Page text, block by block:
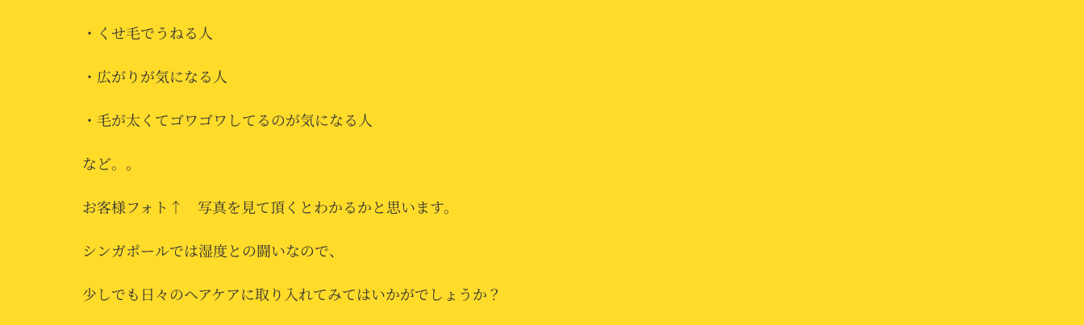
・くせ毛でうねる人
・広がりが気になる人
・毛が太くてゴワゴワしてるのが気になる人
など。。
お客様フォト↑ 写真を見て頂くとわかるかと思います。
シンガポールでは湿度との闘いなので、
少しでも日々のヘアケアに取り入れてみてはいかがでしょうか？